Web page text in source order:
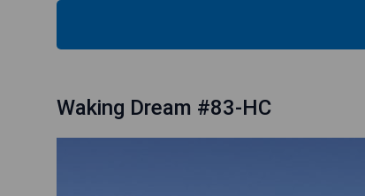
Waking Dream #83-HC